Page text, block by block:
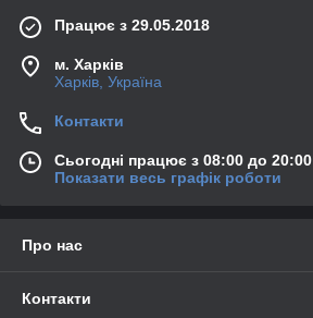
Працює з 29.05.2018
м. Харків
Харків, Україна
Контакти
Сьогодні працює з 08:00 до 20:00
Показати весь графік роботи
Про нас
Контакти